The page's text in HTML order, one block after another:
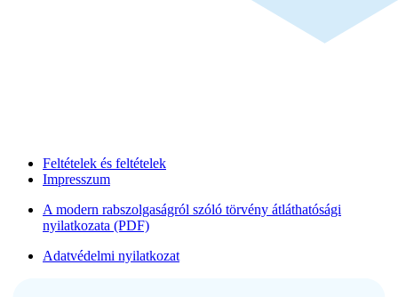
Feltételek és feltételek
Impresszum
A modern rabszolgaságról szóló törvény átláthatósági
nyilatkozata (PDF)
Adatvédelmi nyilatkozat